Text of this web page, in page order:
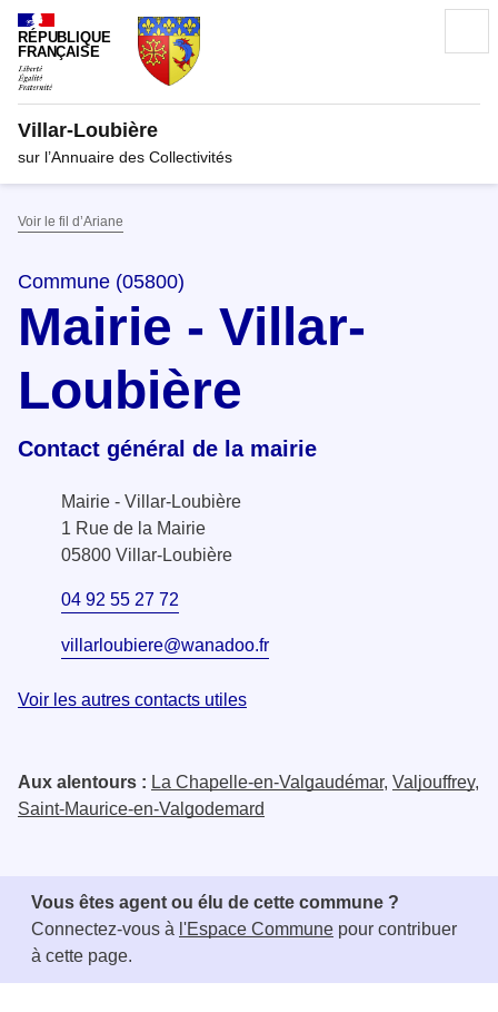
RÉPUBLIQUE
FRANÇAISE
Villar-Loubière
sur l’Annuaire des Collectivités
Voir le fil d’Ariane
Commune (05800)
Mairie - Villar-
Loubière
Contact général de la mairie
Mairie - Villar-Loubière
1 Rue de la Mairie
05800 Villar-Loubière
04 92 55 27 72
villarloubiere@wanadoo.fr
Voir les autres contacts utiles
Aux alentours : La Chapelle-en-Valgaudémar, Valjouffrey,
Saint-Maurice-en-Valgodemard
Vous êtes agent ou élu de cette commune ?
Connectez-vous à l'Espace Commune pour contribuer
à cette page.